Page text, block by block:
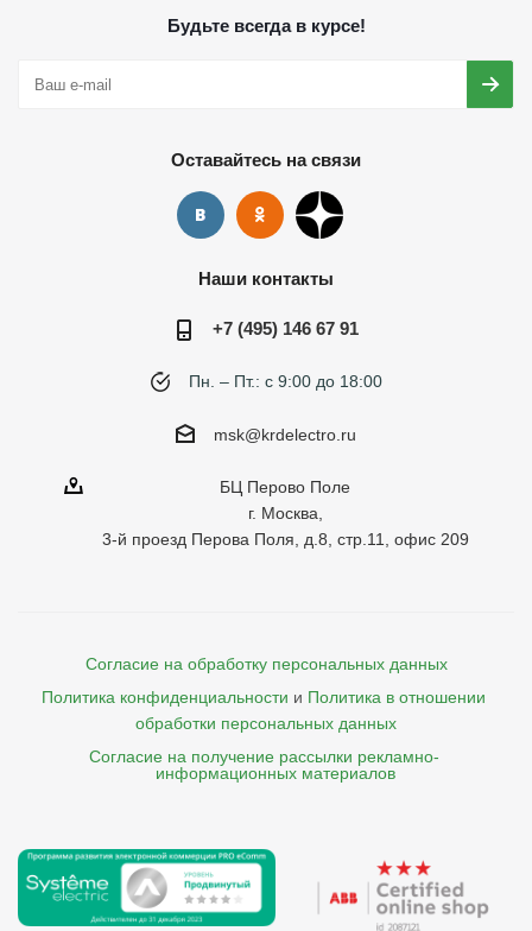
Будьте всегда в курсе!
Оставайтесь на связи
Наши контакты
+7 (495) 146 67 91
Пн. – Пт.: с 9:00 до 18:00
msk@krdelectro.ru
БЦ Перово Поле
г. Москва,
3-й проезд Перова Поля, д.8, стр.11, офис 209
Согласие на обработку персональных данных
Политика конфиденциальности и Политика в отношении
обработки персональных данных
Согласие на получение рассылки рекламно-
    информационных материалов